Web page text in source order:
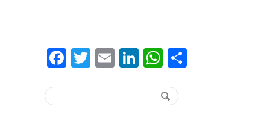
Facebook
Twitter
EmailLinkedIn
WhatsApp